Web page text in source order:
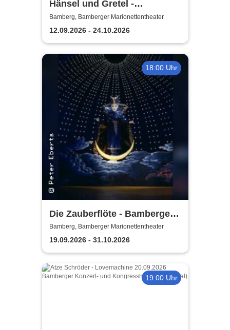
Hänsel und Gretel -
Bamberger
Marionettentheater
Bamberg, Bamberger Marionettentheater
12.09.2026 - 24.10.2026
18:00 Uhr
Die Zauberflöte - Bamberger
Marionettentheater
Bamberg, Bamberger Marionettentheater
19.09.2026 - 31.10.2026
19:00 Uhr